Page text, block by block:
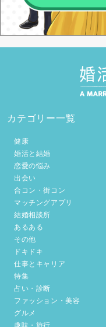
カテゴリー一覧
健康
婚活と結婚
恋愛の悩み
出会い
合コン・街コン
マッチングアプリ
結婚相談所
あるある
その他
ドキドキ
仕事とキャリア
特集
占い・診断
ファッション・美容
グルメ
趣味・旅行